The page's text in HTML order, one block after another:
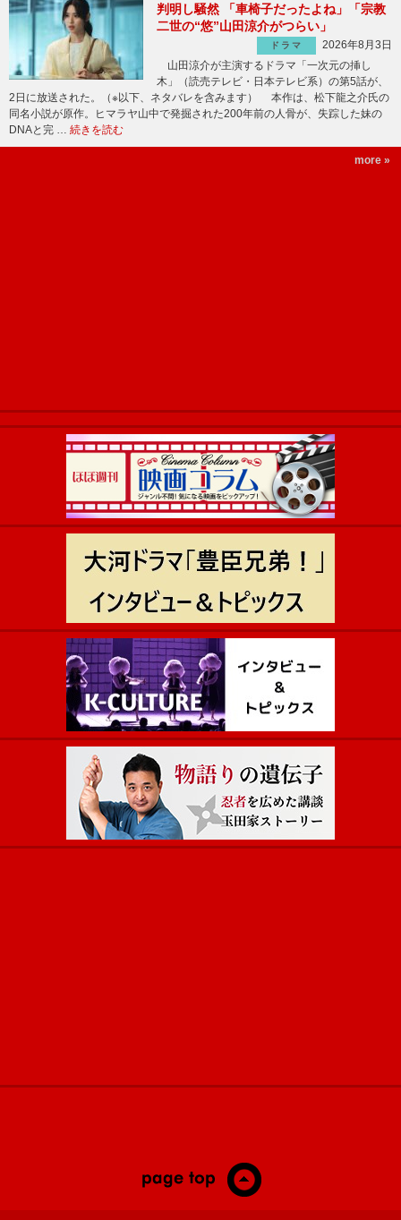
判明し騒然 「車椅子だったよね」「宗教
二世の“悠”山田涼介がつらい」
ドラマ
2026年8月3日
山田涼介が主演するドラマ「一次元の挿し
木」（読売テレビ・日本テレビ系）の第5話が、
2日に放送された。（※以下、ネタバレを含みます） 本作は、松下龍之介氏の
同名小説が原作。ヒマラヤ山中で発掘された200年前の人骨が、失踪した妹の
DNAと完 … 続きを読む
more »